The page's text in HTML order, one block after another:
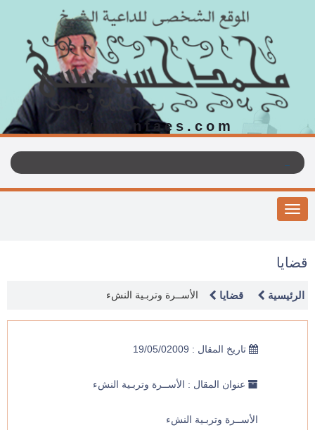
www.nfaes.com
Toggle
navigation
قضايا
الرئيسية قضايا الأســرة وتربـية النشء
تاريخ المقال : 19/05/02009
عنوان المقال : الأســرة وتربـية النشء
الأســرة وتربـية النشء